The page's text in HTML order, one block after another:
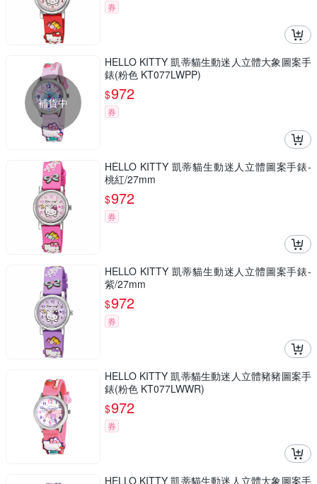
券
補貨中
HELLO KITTY 凱蒂貓生動迷人立體大象圖案手
錶(粉色 KT077LWPP)
$972
券
HELLO KITTY 凱蒂貓生動迷人立體圖案手錶-
桃紅/27mm
$972
券
HELLO KITTY 凱蒂貓生動迷人立體圖案手錶-
紫/27mm
$972
券
HELLO KITTY 凱蒂貓生動迷人立體豬豬圖案手
錶(粉色 KT077LWWR)
$972
券
HELLO KITTY 凱蒂貓生動迷人立體大象圖案手